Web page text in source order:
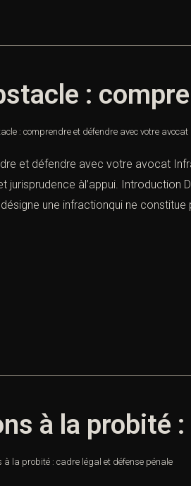
:
: comprendre et défendre avec votre avocat
et défendre avec votre avocat
jurisprudence àl’appui.
une infractionqui ne constitue
à la probité
à la probité : cadre légal et défense pénale